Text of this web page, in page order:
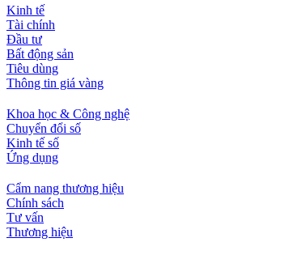
Kinh tế
Tài chính
Đầu tư
Bất động sản
Tiêu dùng
Thông tin giá vàng
Khoa học & Công nghệ
Chuyển đổi số
Kinh tế số
Ứng dụng
Cẩm nang thương hiệu
Chính sách
Tư vấn
Thương hiệu